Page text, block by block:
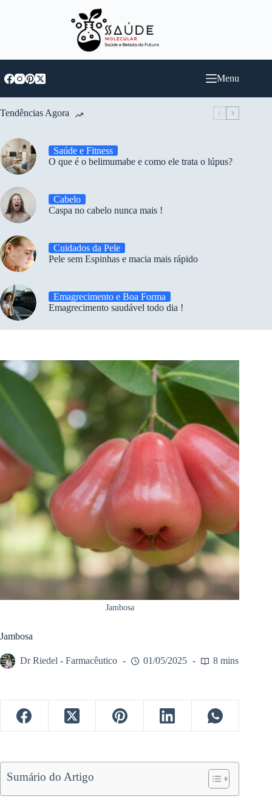
Menu
Tendências Agora
Saúde e Fitness
O que é o belimumabe e como ele trata o lúpus?
Cabelo
Caspa no cabelo nunca mais !
Cuidados da Pele
Pele sem Espinhas e macia mais rápido
Emagrecimento e Boa Forma
Emagrecimento saudável todo dia !
Jambosa
Jambosa
Dr Riedel - Farmacêutico 01/05/2025 8 mins
Sumário do Artigo